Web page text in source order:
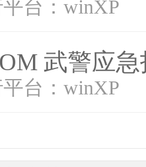
台：winXP
武警应
台：winXP